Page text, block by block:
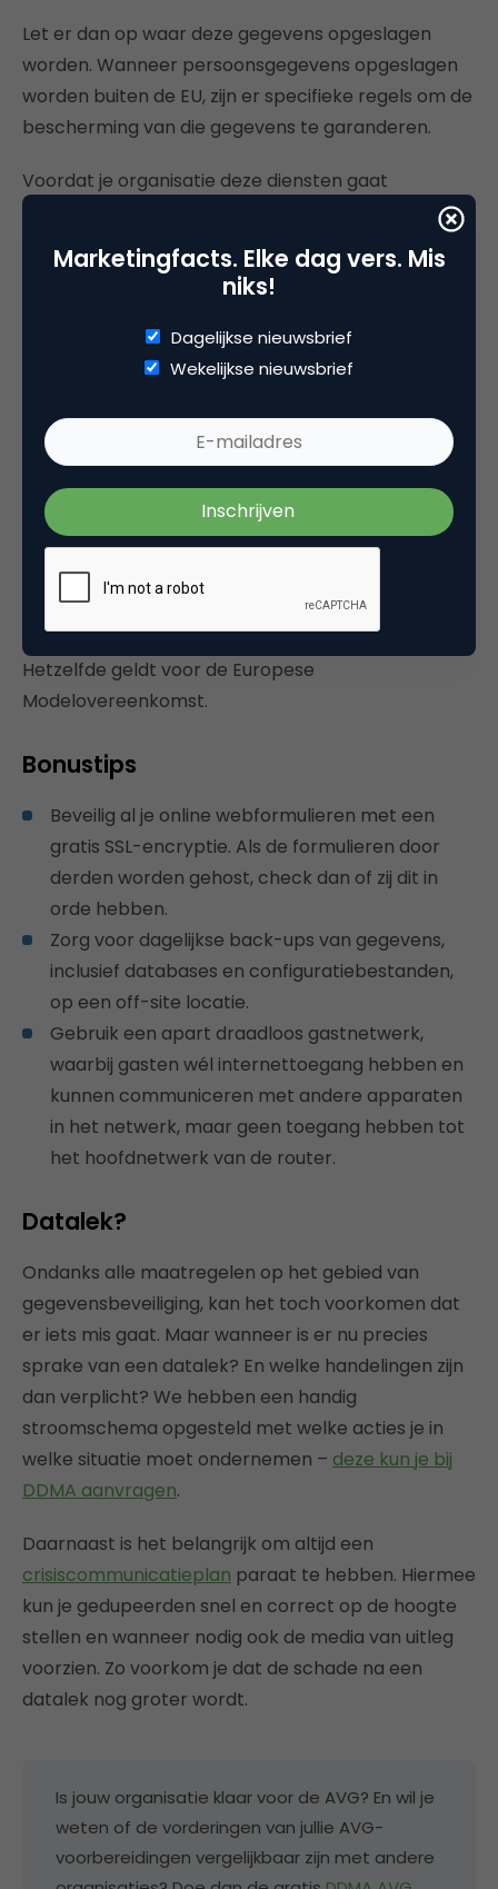
Let er dan op waar deze gegevens opgeslagen
worden. Wanneer persoonsgegevens opgeslagen
worden buiten de EU, zijn er specifieke regels om de
bescherming van die gegevens te garanderen.
Voordat je organisatie deze diensten gaat
gebruiken, is het van belang na te gaan of deze aan
privacy- en beveiligingsvoorschriften voldoen. Veel
aanbieders van clouddiensten zijn gevestigd in de
Patriot Acttoegang kan verschaffen
tot je (marketing)database.
Als persoonsgegevens buiten de EU worden
opgeslagen, moet er met deze partij een Europese
Modelovereenkomst ofBinding Corporate Rules
(BCR’s) afgesproken worden. Voor partijen uit de
VS is het ‘Privacy Shield’ een alternatief. Bij deze
vervanger van
Safe Harbour
vraagtekens gezet, dus het is aan te raden het
nieuws hierover scherp in de gaten te houden.
Hetzelfde geldt voor de Europese
Modelovereenkomst.
Bonustips
Beveilig al je online webformulieren met een
gratis SSL-encryptie. Als de formulieren door
derden worden gehost, check dan of zij dit in
orde hebben.
Zorg voor dagelijkse back-ups van gegevens,
inclusief databases en configuratiebestanden,
op een off-site locatie.
Gebruik een apart draadloos gastnetwerk,
waarbij gasten wél internettoegang hebben en
kunnen communiceren met andere apparaten
in het netwerk, maar geen toegang hebben tot
het hoofdnetwerk van de router.
Datalek?
Ondanks alle maatregelen op het gebied van
gegevensbeveiliging, kan het toch voorkomen dat
er iets mis gaat. Maar wanneer is er nu precies
sprake van een datalek? En welke handelingen zijn
dan verplicht? We hebben een handig
stroomschema opgesteld met welke acties je in
welke situatie moet ondernemen – deze kun je bij
DDMA aanvragen.
Daarnaast is het belangrijk om altijd een
crisiscommunicatieplan paraat te hebben. Hiermee
kun je gedupeerden snel en correct op de hoogte
stellen en wanneer nodig ook de media van uitleg
voorzien. Zo voorkom je dat de schade na een
datalek nog groter wordt.
Is jouw organisatie klaar voor de AVG? En wil je
weten of de vorderingen van jullie AVG-
voorbereidingen vergelijkbaar zijn met andere
Marketingfacts. Elke dag vers. Mis
niks!
Dagelijkse nieuwsbrief
Wekelijkse nieuwsbrief